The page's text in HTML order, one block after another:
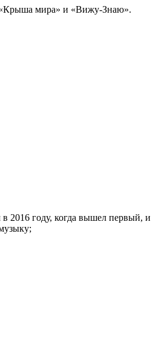
«Крыша мира» и «Вижу-Знаю».
2016 году, когда вышел первый, и